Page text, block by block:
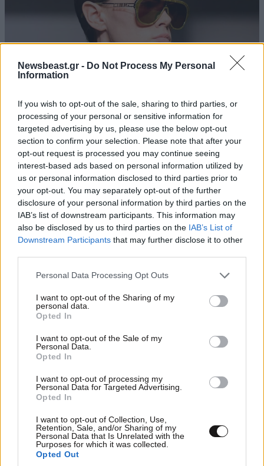
Newsbeast.gr - Do Not Process My Personal
Information
If you wish to opt-out of the sale, sharing to third parties, or
processing of your personal or sensitive information for
targeted advertising by us, please use the below opt-out
section to confirm your selection. Please note that after your
opt-out request is processed you may continue seeing
interest-based ads based on personal information utilized by
us or personal information disclosed to third parties prior to
your opt-out. You may separately opt-out of the further
disclosure of your personal information by third parties on the
IAB’s list of downstream participants. This information may
also be disclosed by us to third parties on the IAB’s List of
Downstream Participants that may further disclose it to other
Please note that this website/app uses one or more Google
not limited to your visit or usage behaviour. You may click to
grant or deny consent to Google and its third-party tags to
use your data for below specified purposes in below Google
consent section.
Personal Data Processing Opt Outs
I want to opt-out of the Sharing of my
personal data.
Opted In
I want to opt-out of the Sale of my
Personal Data.
Opted In
I want to opt-out of processing my
Personal Data for Targeted Advertising.
Opted In
I want to opt-out of Collection, Use,
Retention, Sale, and/or Sharing of my
Personal Data that Is Unrelated with the
Purposes for which it was collected.
Opted Out
Ποια χωρίστρα σας ταιριάζει, ανάλογα με το
σχήμα του προσώπου σας
λαμπερά
Ακολουθήστε το NEWSBEASTστο
και μάθετε πρώτοι όλες τις ειδήσεις